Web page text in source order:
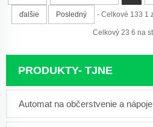
ďalšie Posledný - Celkové 133 1
Celkový 23 6 na
PRODUKTY- TJNE
Automat na občerstvenie a nápoje